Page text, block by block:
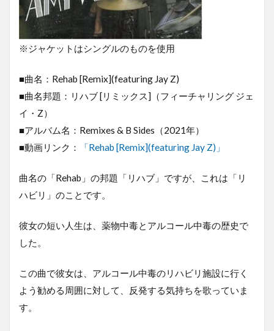
※ジャケットはシングルのものを使用
■曲名：Rehab [Remix](featuring Jay Z)
■曲名邦題：リハブ [リミックス]（フィーチャリング ジェ
イ・Z）
■アルバム名：Remixes & B Sides（2021年）
■動画リンク：
「Rehab [Remix](featuring Jay Z)」
曲名の「Rehab」の邦題「リハブ」ですが、これは「リ
ハビリ」のことです。
彼女の短い人生は、薬物中毒とアルコール中毒の歴史で
した。
この曲で彼女は、アルコール中毒のリハビリ施設に行く
よう勧める周囲に対して、反発する気持ちを歌っていま
す。